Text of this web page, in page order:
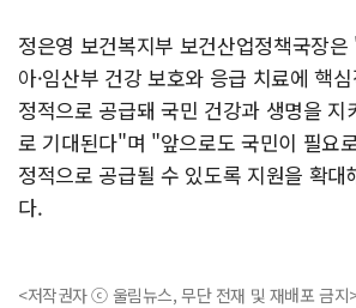
정은영 보건복지부 보건산업정책국장
아·임산부 건강 보호와 응급 치료에 핵
정적으로 공급돼 국민 건강과 생명을 지
로 기대된다"며 "앞으로도 국민이 필요
정적으로 공급될 수 있도록 지원을 확
다.
<저작권자 ⓒ 울림뉴스, 무단 전재 및 재배포 금지